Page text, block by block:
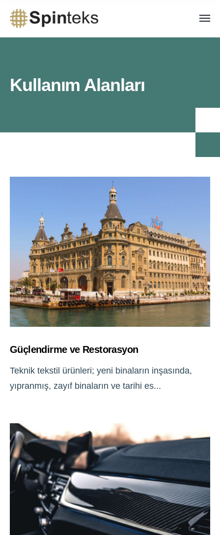
Kullanım Alanları
Güçlendirme ve Restorasyon
Teknik tekstil ürünleri; yeni binaların inşasında,
yıpranmış, zayıf binaların ve tarihi es...